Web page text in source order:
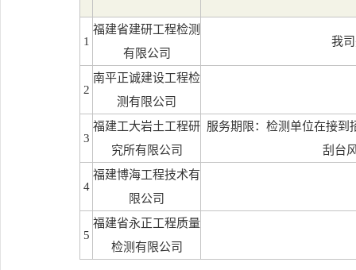
1
福建省建研工程检测
有限公司
我
2
南平正诚建设工程检
测有限公司
3
福建工大岩土工程研
究所有限公司
服务期限：检测单位在接到
刮台
4
福建博海工程技术有
限公司
5
福建省永正工程质量
检测有限公司